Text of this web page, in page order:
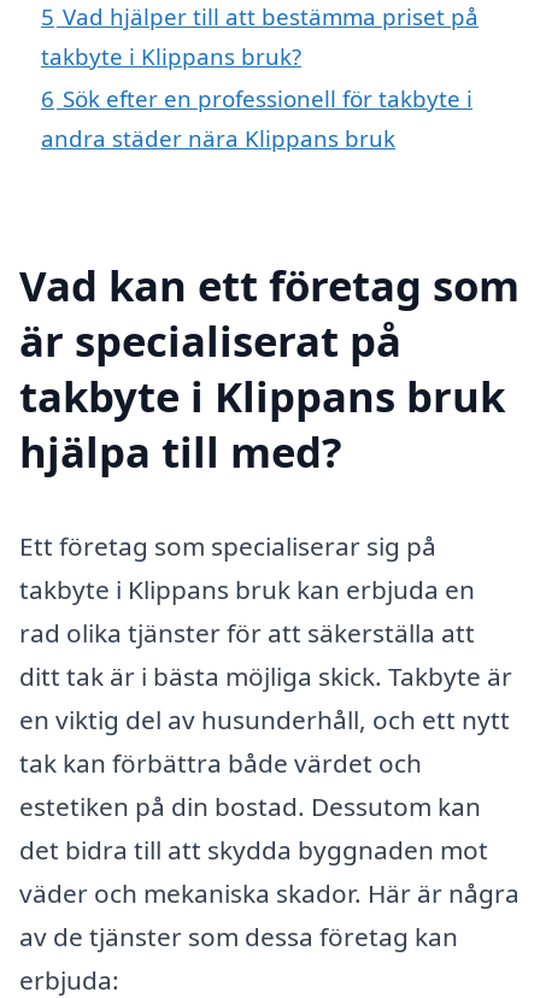
5 Vad hjälper till att bestämma priset på
takbyte i Klippans bruk?
6 Sök efter en professionell för takbyte i
andra städer nära Klippans bruk
Vad kan ett företag som
är specialiserat på
takbyte i Klippans bruk
hjälpa till med?
Ett företag som specialiserar sig på
takbyte i Klippans bruk kan erbjuda en
rad olika tjänster för att säkerställa att
ditt tak är i bästa möjliga skick. Takbyte är
en viktig del av husunderhåll, och ett nytt
tak kan förbättra både värdet och
estetiken på din bostad. Dessutom kan
det bidra till att skydda byggnaden mot
väder och mekaniska skador. Här är några
av de tjänster som dessa företag kan
erbjuda: